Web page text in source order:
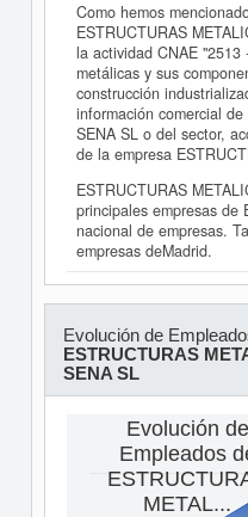
Como hemos
ESTRUCTURAS
la actividad CNAE
metálicas y sus
construcción
información comercial
SENA SL o del sector,
de la empresa
ESTRUCTURAS
principales empresas de
nacional de empresas.
empresas deMadrid.
Evolución de
ESTRUCTURAS
SENA SL
Evolución de
Empleados
METAL...